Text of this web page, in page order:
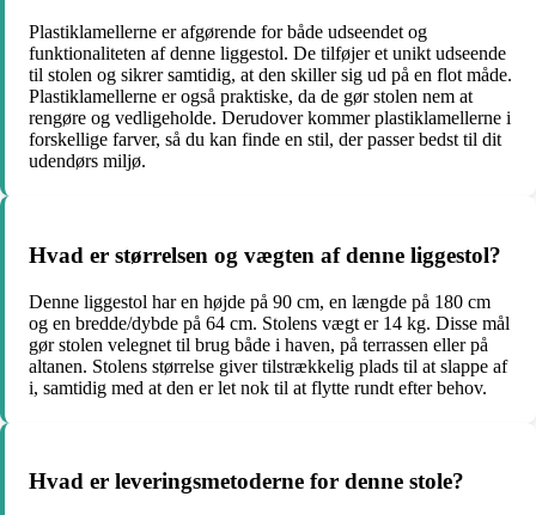
Plastiklamellerne er afgørende for både udseendet og
funktionaliteten af denne liggestol. De tilføjer et unikt udseende
til stolen og sikrer samtidig, at den skiller sig ud på en flot måde.
Plastiklamellerne er også praktiske, da de gør stolen nem at
rengøre og vedligeholde. Derudover kommer plastiklamellerne i
forskellige farver, så du kan finde en stil, der passer bedst til dit
udendørs miljø.
Hvad er størrelsen og vægten af denne liggestol?
Denne liggestol har en højde på 90 cm, en længde på 180 cm
og en bredde/dybde på 64 cm. Stolens vægt er 14 kg. Disse mål
gør stolen velegnet til brug både i haven, på terrassen eller på
altanen. Stolens størrelse giver tilstrækkelig plads til at slappe af
i, samtidig med at den er let nok til at flytte rundt efter behov.
Hvad er leveringsmetoderne for denne stole?